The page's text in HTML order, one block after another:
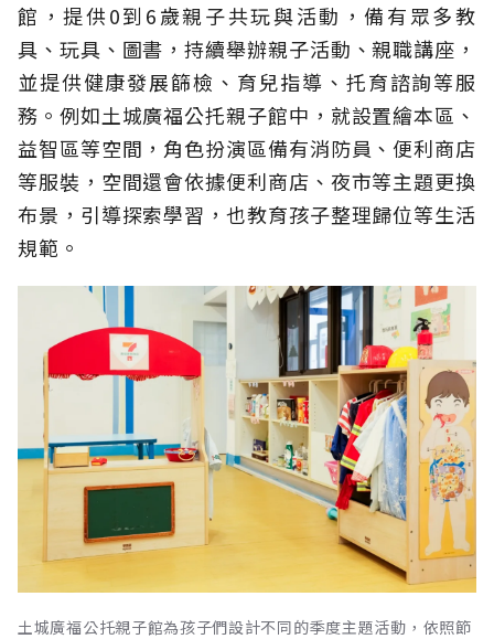
館，提供0到6歲親子共玩與活動，備有眾多教
具、玩具、圖書，持續舉辦親子活動、親職講座，
並提供健康發展篩檢、育兒指導、托育諮詢等服
務。例如土城廣福公托親子館中，就設置繪本區、
益智區等空間，角色扮演區備有消防員、便利商店
等服裝，空間還會依據便利商店、夜市等主題更換
布景，引導探索學習，也教育孩子整理歸位等生活
規範。
土城廣福公托親子館為孩子們設計不同的季度主題活動，依照節